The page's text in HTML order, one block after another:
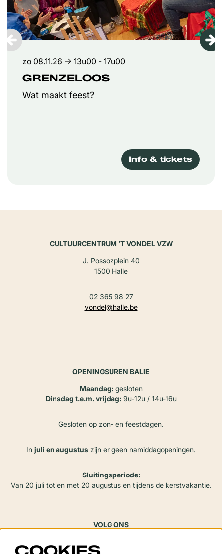
GRENZELOOS
Wat maakt feest?
zo 08.11.26 → 13u00 - 17u00
Info & tickets
CULTUURCENTRUM ’T VONDEL VZW
J. Possozplein 40
1500 Halle
02 365 98 27
vondel@halle.be
OPENINGSUREN BALIE
Maandag:gesloten
Dinsdag t.e.m. vrijdag:9u-12u / 14u-16u
Gesloten op zon- en feestdagen.
In juli en augustus zijn er geen namiddagopeningen.
Sluitingsperiode:
Van 20 juli tot en met 20 augustus en tijdens de kerstvakantie.
VOLG ONS